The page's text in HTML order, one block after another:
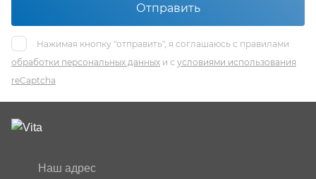
Отправить
Нажимая кнопку "отправить", я соглашаюсь с правилами
обработки персональных данных и с условиями использования
reCaptcha
Наш адрес